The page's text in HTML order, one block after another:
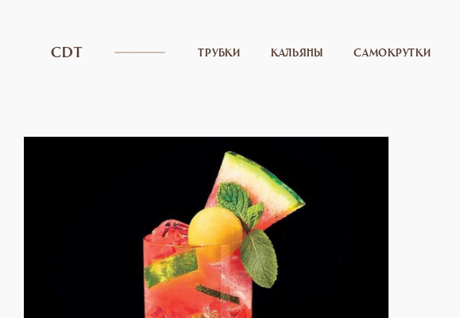
CDT ТРУБКИ КАЛЬЯНЫ САМОКРУТКИ